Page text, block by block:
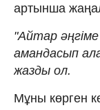
артынша
"Айтар
амандасып
жазды ол.
Мұны көрген